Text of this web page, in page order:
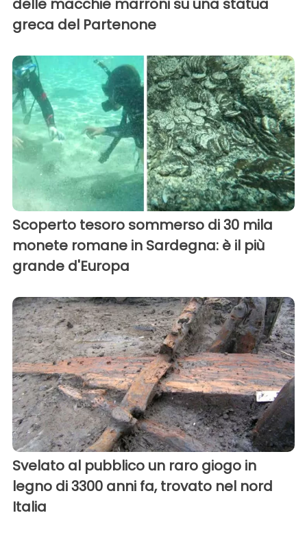
delle macchie marroni su una statua
greca del Partenone
Scoperto tesoro sommerso di 30 mila
monete romane in Sardegna: è il più
grande d'Europa
Svelato al pubblico un raro giogo in
legno di 3300 anni fa, trovato nel nord
Italia